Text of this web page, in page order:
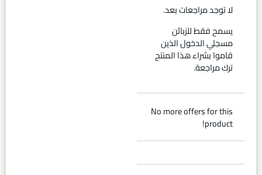
لا توجد مراجعات بعد.
يسمح فقط للزبائن
مسجلي الدخول الذين
قاموا بشراء هذا المنتج
ترك مراجعة.
No more offers for this
product!